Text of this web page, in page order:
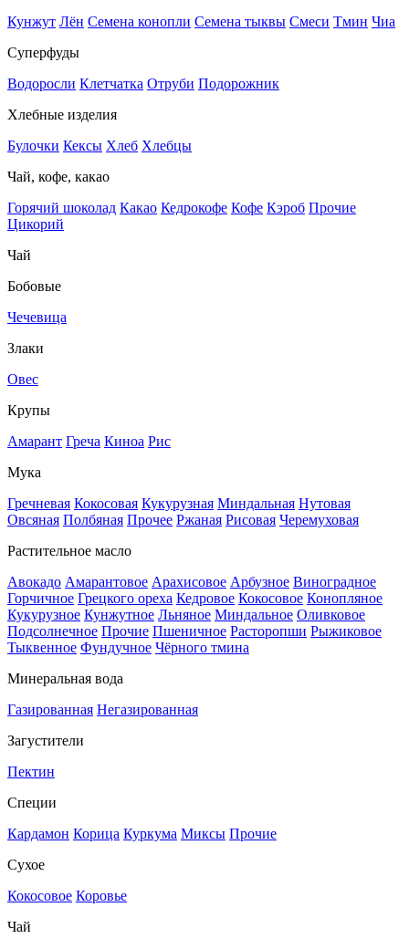
Кунжут Лён Семена конопли Семена тыквы Смеси Тмин Чиа
Суперфуды
Водоросли Клетчатка Отруби Подорожник
Хлебные изделия
Булочки Кексы Хлеб Хлебцы
Чай, кофе, какао
Горячий шоколад Какао Кедрокофе Кофе Кэроб Прочие
Цикорий
Чай
Бобовые
Чечевица
Злаки
Овес
Крупы
Амарант Греча Киноа Рис
Мука
Гречневая Кокосовая Кукурузная Миндальная Нутовая
Овсяная Полбяная Прочее Ржаная Рисовая Черемуховая
Растительное масло
Авокадо Амарантовое Арахисовое Арбузное Виноградное
Горчичное Грецкого ореха Кедровое Кокосовое Конопляное
Кукурузное Кунжутное Льняное Миндальное Оливковое
Подсолнечное Прочие Пшеничное Расторопши Рыжиковое
Тыквенное Фундучное Чёрного тмина
Минеральная вода
Газированная Негазированная
Загустители
Пектин
Специи
Кардамон Корица Куркума Миксы Прочие
Сухое
Кокосовое Коровье
Чай